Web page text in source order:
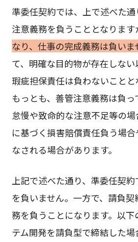
準委任契約では、上で述べた
注意義務を負うこととなります
なり、仕事の完成義務は負いま
て、明確な目的物が存在しない
瑕疵担保責任は負わないことと
もっとも、善管注意義務は負
怠慢や致命的な注意不足等の
に基づく損害賠償責任負う場
なされる場合があります。
上記で述べた通り、準委任契
を負いません。一方で、請負
務を負うことになります。以
テム開発を請負型で締結した